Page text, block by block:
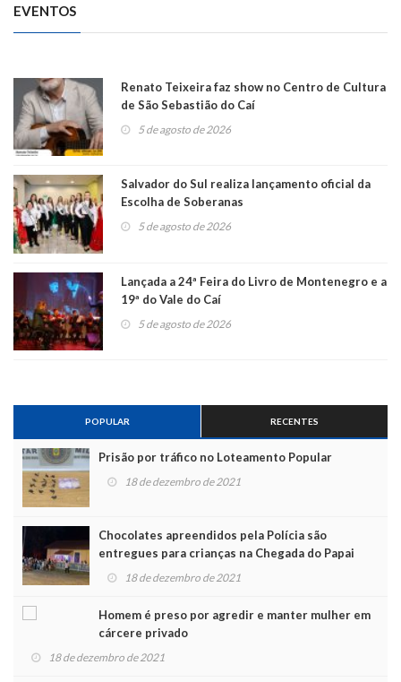
EVENTOS
Renato Teixeira faz show no Centro de Cultura
de São Sebastião do Caí
5 de agosto de 2026
Salvador do Sul realiza lançamento oficial da
Escolha de Soberanas
5 de agosto de 2026
Lançada a 24ª Feira do Livro de Montenegro e a
19ª do Vale do Caí
5 de agosto de 2026
POPULAR RECENTES
Prisão por tráfico no Loteamento Popular
18 de dezembro de 2021
Chocolates apreendidos pela Polícia são
entregues para crianças na Chegada do Papai
Noel 18 de dezembro de 2021
Homem é preso por agredir e manter mulher em
cárcere privado
18 de dezembro de 2021